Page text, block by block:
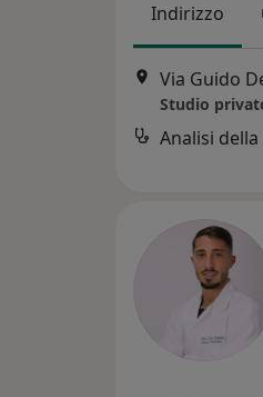
Indirizzo
Via Guido
Analisi